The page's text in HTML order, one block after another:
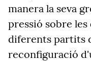
manera la seva
pressió sobre
diferents partits
reconfiguració